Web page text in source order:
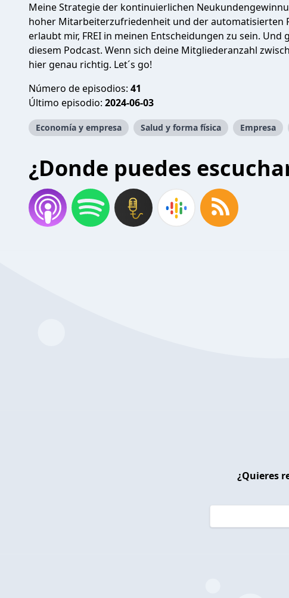
Meine Strategie der kontinuierlichen
hoher Mitarbeiterzufriedenheit und der automatisierten
erlaubt mir, FREI in meinen Entscheidungen zu sein.
diesem Podcast. Wenn sich deine Mitgliederanzahl
hier genau richtig. Let´s go!
Número de episodios: 41
Último episodio: 2024-06-03
Economía y empresa Salud y forma física Empresa
¿Donde puedes
¿Quieres